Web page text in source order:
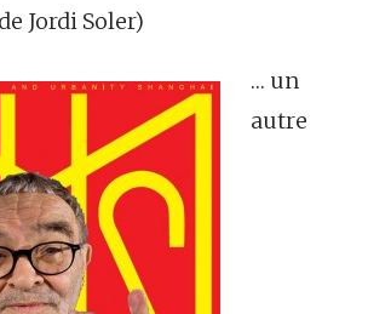
Jordi Soler)
… un
autre